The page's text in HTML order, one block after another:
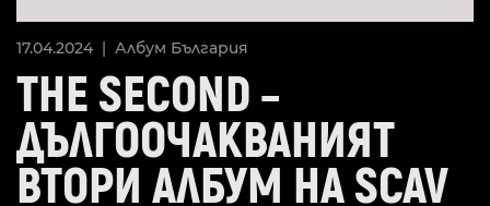
17.04.2024 | Албум България
THE SECOND –
ДЪЛГООЧАКВАНИЯТ
ВТОРИ АЛБУМ НА SCAV